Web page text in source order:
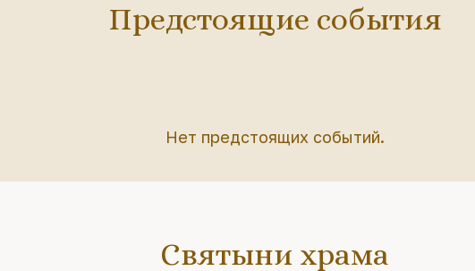
Предстоящие события
Нет предстоящих событий.
Святыни храма